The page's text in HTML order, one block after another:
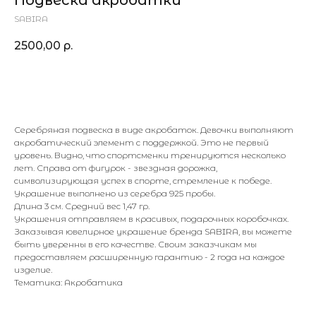
SABIRA
2500,00 р.
Серебряная подвеска в виде акробаток. Девочки выполняют
акробатический элемент с поддержкой. Это не первый
уровень. Видно, что спортсменки тренируются несколько
лет. Справа от фигурок - звездная дорожка,
символизирующая успех в спорте, стремление к победе.
Украшение выполнено из серебра 925 пробы.
Длина 3 см. Средний вес 1,47 гр.
Украшения отправляем в красивых, подарочных коробочках.
Заказывая ювелирное украшение бренда SABIRA, вы можете
быть уверенны в его качестве. Своим заказчикам мы
предоставляем расширенную гарантию - 2 года на каждое
изделие.
Тематика: Акробатика